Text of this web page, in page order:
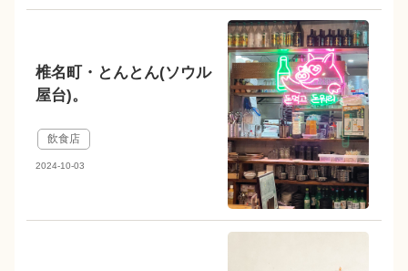
椎名町・とんとん(ソウル
屋台)。
飲食店
2024-10-03